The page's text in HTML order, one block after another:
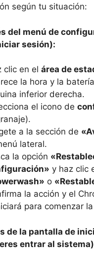
según tu situación:
del menú de
sesión):
clic en el área de
la hora y la
inferior derecha.
el icono de
a la sección de
lateral.
la opción
y haz clic
o
la acción y el
para comenzar
de la pantalla de
entrar al